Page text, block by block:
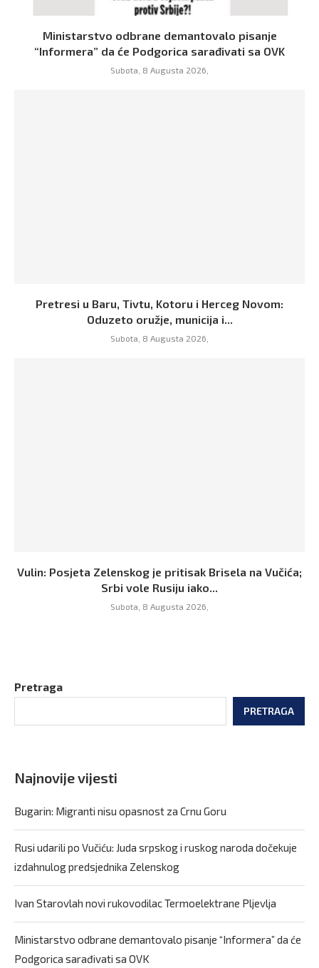
Ministarstvo odbrane demantovalo pisanje
“Informera” da će Podgorica sarađivati sa OVK
Subota, 8 Augusta 2026,
Pretresi u Baru, Tivtu, Kotoru i Herceg Novom:
Oduzeto oružje, municija i...
Subota, 8 Augusta 2026,
Vulin: Posjeta Zelenskog je pritisak Brisela na Vučića;
Srbi vole Rusiju iako...
Subota, 8 Augusta 2026,
Pretraga
PRETRAGA
Najnovije vijesti
Bugarin: Migranti nisu opasnost za Crnu Goru
Rusi udarili po Vučiću: Juda srpskog i ruskog naroda dočekuje
izdahnulog predsjednika Zelenskog
Ivan Starovlah novi rukovodilac Termoelektrane Pljevlja
Ministarstvo odbrane demantovalo pisanje “Informera” da će
Podgorica sarađivati sa OVK